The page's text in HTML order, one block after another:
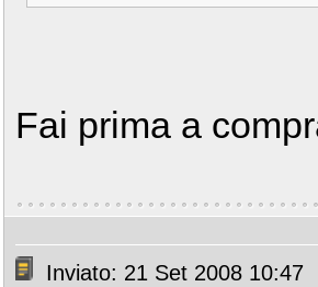
Fai prima a
Inviato: 21 Set 2008 10:47